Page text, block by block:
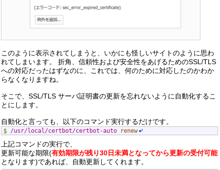
このように表示されてしまうと、いかにも怪しいサイトのように思わ
れてしまいます。 折角、信頼性および安全性をあげるためのSSL/TLS
への対応だったはずなのに、これでは、何のために対応したのかわか
らなくなりますね。
そこで、SSL/TLS サーバ証明書の更新を忘れないように自動化するこ
とにします。
自動化と言っても、以下のコマンド実行するだけです。
$ /usr/local/certbot/certbot-auto renew
上記コマンドの実行で、
更新可能な期限(有効期限が残り30日未満となってから更新の受付可能
となります)であれば、自動更新してくれます。